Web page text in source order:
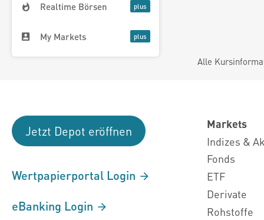
Realtime Börsen
My Markets
Alle
Jetzt Depot eröffnen
Wertpapierportal Login
eBanking Login
Markets
Indizes &
Fonds
ETF
Derivate
Rohstoffe